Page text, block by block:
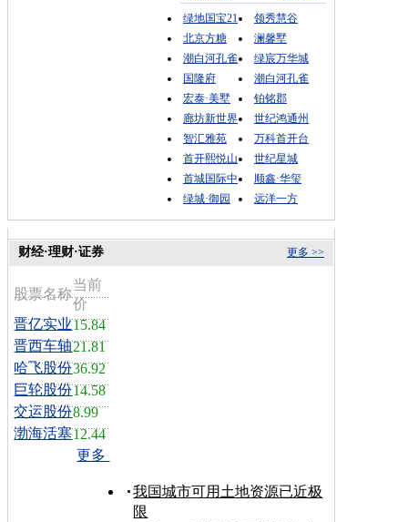
绿地国宝21
领秀慧谷
北京方糖
澜馨墅
潮白河孔雀
绿宸万华城
国隆府
潮白河孔雀
宏泰·美墅
铂铭郡
廊坊新世界
世纪鸿通州
智汇雅苑
万科首开台
首开熙悦山
世纪星城
首城国际中
顺鑫·华玺
绿城·御园
远洋一方
更多 >>
财经·理财·证券
股票名称
当前
价
晋亿实业15.84
晋西车轴21.81
哈飞股份36.92
巨轮股份14.58
交运股份8.99
渤海活塞12.44
更多
我国城市可用土地资源已近极
限